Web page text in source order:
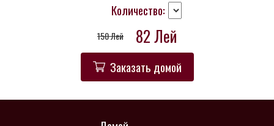
Количество:
150 Лей 82 Лей
Заказать домой